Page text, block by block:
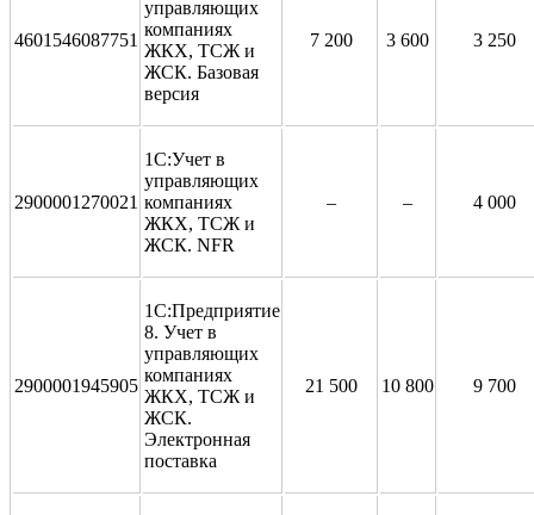
4601546087751
управляющих
компаниях
ЖКХ, ТСЖ и
ЖСК. Базовая
версия
7 200 3 600 3 250
2900001270021
1С:Учет в
управляющих
компаниях
ЖКХ, ТСЖ и
ЖСК. NFR
– – 4 000
2900001945905
1С:Предприятие
8. Учет в
управляющих
компаниях
ЖКХ, ТСЖ и
ЖСК.
Электронная
поставка
21 500 10 800 9 700